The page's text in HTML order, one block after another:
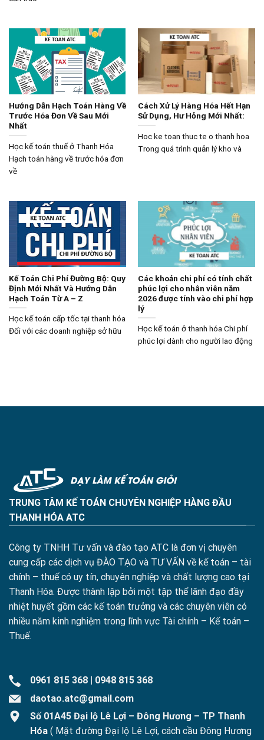
Hướng Dẫn Hạch Toán Hàng Về
Trước Hóa Đơn Về Sau Mới
Nhất
Học kế toán thuế ở Thanh Hóa
Hạch toán hàng về trước hóa đơn
về
Cách Xử Lý Hàng Hóa Hết Hạn
Sử Dụng, Hư Hỏng Mới Nhất:
Hoc ke toan thuc te o thanh hoa
Trong quá trình quản lý kho và
Kế Toán Chi Phí Đường Bộ: Quy
Định Mới Nhất Và Hướng Dẫn
Hạch Toán Từ A – Z
Học kế toán cấp tốc tại thanh hóa
Đối với các doanh nghiệp sở hữu
Các khoản chi phí có tính chất
phúc lợi cho nhân viên năm
2026 được tính vào chi phí hợp
lý
Học kế toán ở thanh hóa Chi phí
phúc lợi dành cho người lao động
TRUNG TÂM KẾ TOÁN CHUYÊN NGHIỆP HÀNG ĐẦU
THANH HÓA ATC
Công ty TNHH Tư vấn và đào tạo ATC là đơn vị chuyên
cung cấp các dịch vụ ĐÀO TẠO và TƯ VẤN về kế toán – tài
chính – thuế có uy tín, chuyên nghiệp và chất lượng cao tại
Thanh Hóa. Được thành lập bởi một tập thể lãnh đạo đầy
nhiệt huyết gồm các kế toán trưởng và các chuyên viên có
nhiều năm kinh nghiệm trong lĩnh vực Tài chính – Kế toán –
Thuế.
0961 815 368
0948 815 368
daotao.atc@gmail.com
Số 01A45 Đại lộ Lê Lợi – Đông Hương – TP Thanh
Hóa ( Mặt đường Đại lộ Lê Lợi, cách cầu Đông Hương